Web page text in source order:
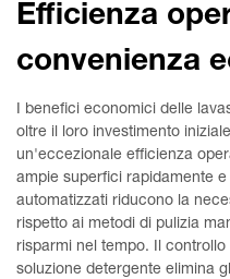
Efficienza
convenienza
I benefici economici delle
oltre il loro investimento
un'eccezionale efficienza
ampie superfici rapidamente
automatizzati riducono la
rispetto ai metodi di pulizia
risparmi nel tempo. Il
soluzione detergente elimina